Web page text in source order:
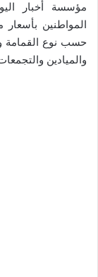
مؤسسة أخبار
حسب نوع القمامة
والميادين